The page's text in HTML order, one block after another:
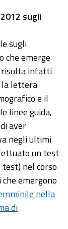
sugli
sugli
che emerge
risulta infatti
la lettera
e il
linee guida,
aver
negli ultimi
un test
nel corso
emergono
nella
di